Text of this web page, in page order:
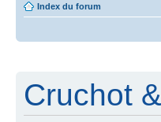
Index du forum
Cruchot